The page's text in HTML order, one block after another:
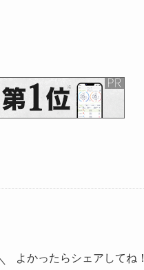
よかったらシェアしてね！